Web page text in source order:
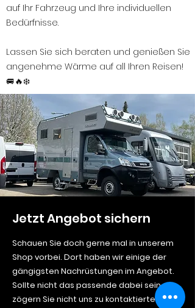
auf Ihr Fahrzeug und Ihre individuellen
Bedürfnisse.
Lassen Sie sich beraten und genießen Sie
angenehme Wärme auf all Ihren Reisen!
🚐🔥❄️
Jetzt Angebot sichern
Schauen Sie doch gerne mal in unserem
Shop vorbei. Dort haben wir einige der
gängigsten Nachrüstungen im Angebot.
Sollte nicht das passende dabei sein
zögern Sie nicht uns zu kontaktierten und